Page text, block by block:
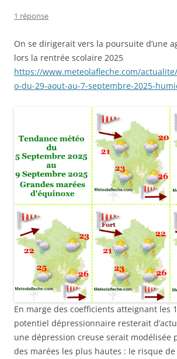
1 réponse
On se dirigerait vers la poursuite d’une
lors la rentrée scolaire 2025
https://www.meteolafleche.com/
o-du-29-aout-au-7-septembre-2025-
En marge des coefficients atteignant les
potentiel dépressionnaire resterait
une dépression creuse serait modélisée
des marées les plus hautes : le risque